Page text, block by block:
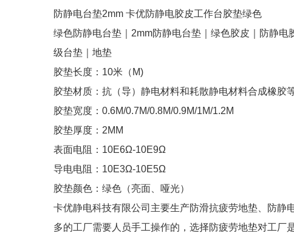
防静电台垫2mm 卡优防静电胶皮工作台胶垫绿色
绿色防静电台垫｜2mm防静电台垫｜绿色胶皮｜防静
级台垫｜地垫
胶垫长度：10米（M)
胶垫材质：抗（导）静电材料和耗散静电材料合成橡胶
胶垫宽度：0.6M/0.7M/0.8M/0.9M/1M/1.2M
胶垫厚度：2MM
表面电阻：10E6Ω-10E9Ω
导电电阻：10E3Ω-10E5Ω
胶垫颜色：绿色（亮面、哑光）
卡优静电科技有限公司主要生产防滑抗疲劳地垫、防静
多的工厂需要人员手工操作的，选择防疲劳地垫对工厂